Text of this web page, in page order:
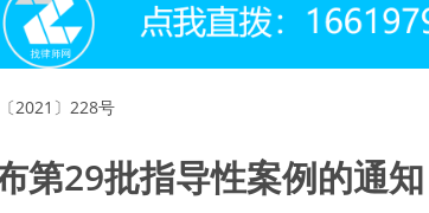
2021〕228号
第29批指导性案例的通知